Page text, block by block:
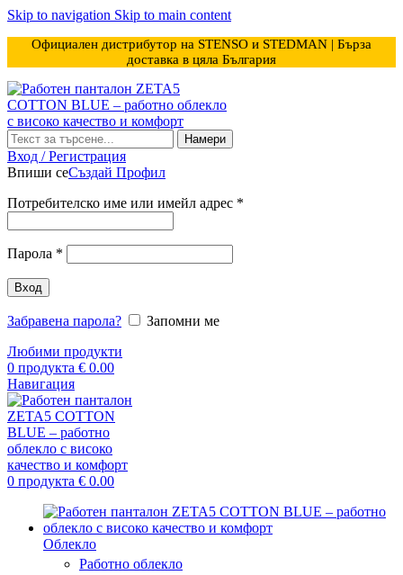
Skip to navigation Skip to main content
Официален дистрибутор на STENSO и STEDMAN | Бърза
доставка в цяла България
Намери
Вход / Регистрация
Впиши сеСъздай Профил
Потребителско име или имейл адрес *
Парола *
Вход
Забравена парола?
Запомни ме
Любими продукти
0 продукта € 0.00
Навигация
0 продукта € 0.00
Облекло
Работно облекло